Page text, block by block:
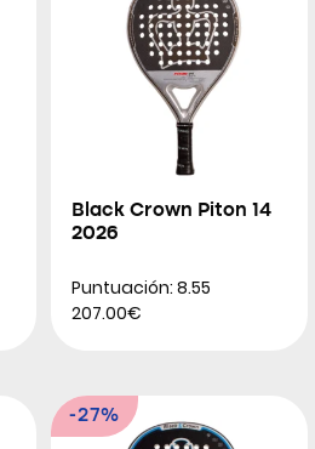
Black Crown Piton 14
2026
Puntuación: 8.55
207.00€
-27%